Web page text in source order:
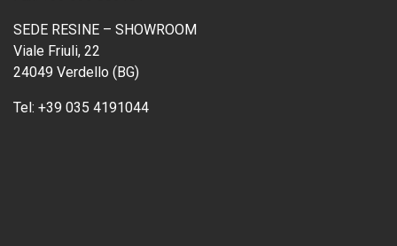
SEDE RESINE – SHOWROOM
Viale Friuli, 22
24049 Verdello (BG)
Tel: +39 035 4191044